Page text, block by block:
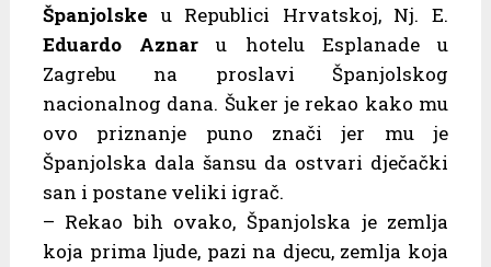
Španjolske u Republici Hrvatskoj, Nj. E.
Eduardo Aznaru hotelu Esplanade u
Zagrebu na proslavi Španjolskog
nacionalnog dana. Šuker je rekao kako mu
ovo priznanje puno znači jer mu je
Španjolska dala šansu da ostvari dječački
san i postane veliki igrač.
– Rekao bih ovako, Španjolska je zemlja
koja prima ljude, pazi na djecu, zemlja koja